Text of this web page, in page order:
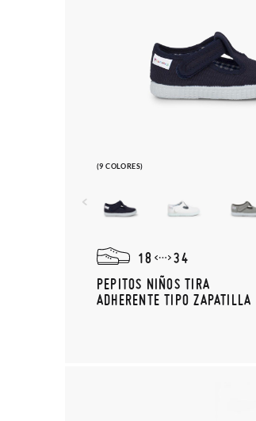
(9 COLORES)
18
34
PEPITOS NIÑOS TIRA
ADHERENTE TIPO ZAPATILLA